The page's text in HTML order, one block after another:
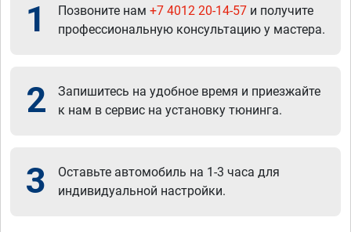
1 Позвоните нам +7 4012 20-14-57 и получите
профессиональную консультацию у мастера.
2
Запишитесь на удобное время и приезжайте
к нам в сервис на установку тюнинга.
3
Оставьте автомобиль на 1-3 часа для
индивидуальной настройки.